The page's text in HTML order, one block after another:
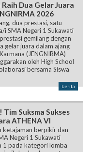
Dua Gelar Juara
2026
dua prestasi, satu
i SMA Negeri 1 Sukawati
gemilang dengan
gelar juara dalam ajang
(JENGNIRMA)
oleh High School
bersama Siswa
berita
Tim Suksma Sukses
ATHENA VI
ketajaman berpikir dan
Negeri 1 Sukawati
1 pada kategori lomba